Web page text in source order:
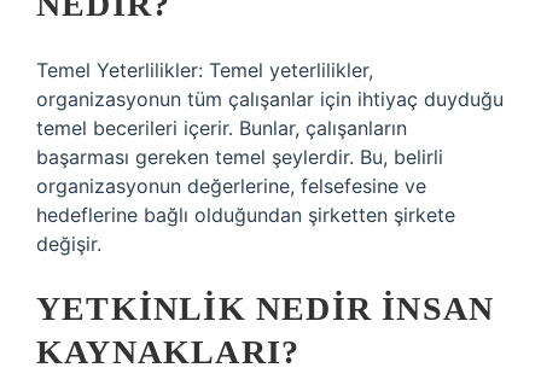
Temel Yeterlilikler: Temel yeterlilikler,
organizasyonun tüm çalışanlar için ihtiyaç duyduğu
temel becerileri içerir. Bunlar, çalışanların
başarması gereken temel şeylerdir. Bu, belirli
organizasyonun değerlerine, felsefesine ve
hedeflerine bağlı olduğundan şirketten şirkete
değişir.
YETKINLIK NEDIR INSAN
KAYNAKLARI?